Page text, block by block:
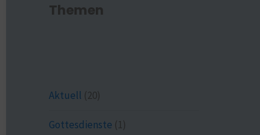
Themen
Aktuell (20)
Gottesdienste (1)